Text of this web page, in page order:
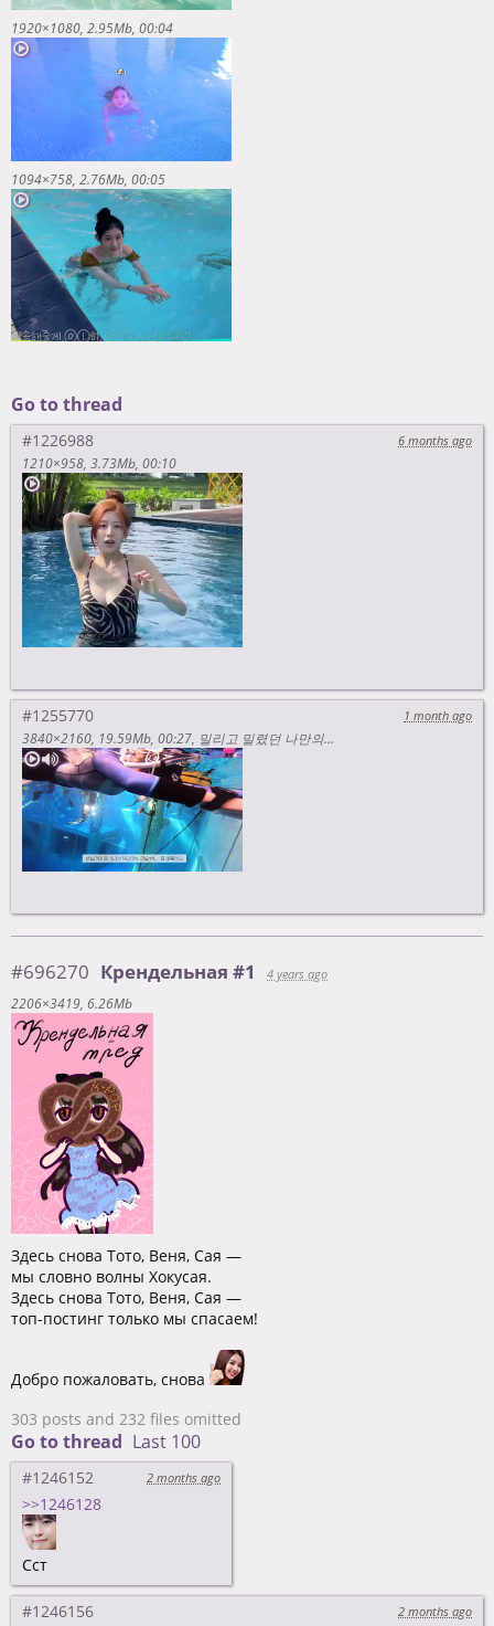
1920×1080 2.95Mb 00:04
1094×758 2.76Mb 00:05
Go to thread
#1226988
6 months ago
1210×958 3.73Mb 00:10
#1255770
1 month ago
3840×2160 19.59Mb 00:27 밀리고 밀렸던 나만의 숙제 성공 🥹 ㅣ프리다이빙ㅣ버킷리스트 [ug06adcKSBE]
#696270 Крендельная #1
4 years ago
2206×3419 6.26Mb
Здесь снова Тото, Веня, Сая —
мы словно волны Хокусая.
Здесь снова Тото, Веня, Сая —
топ-постинг только мы спасаем!
Добро пожаловать, снова
303 posts and 232 files omitted
Go to thread Last 100
#1246152 2 months ago
>>1246128
Сст
#1246156 2 months ago